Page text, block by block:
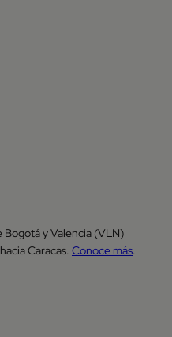
y Valencia (VLN)
Caracas. Conoce más.